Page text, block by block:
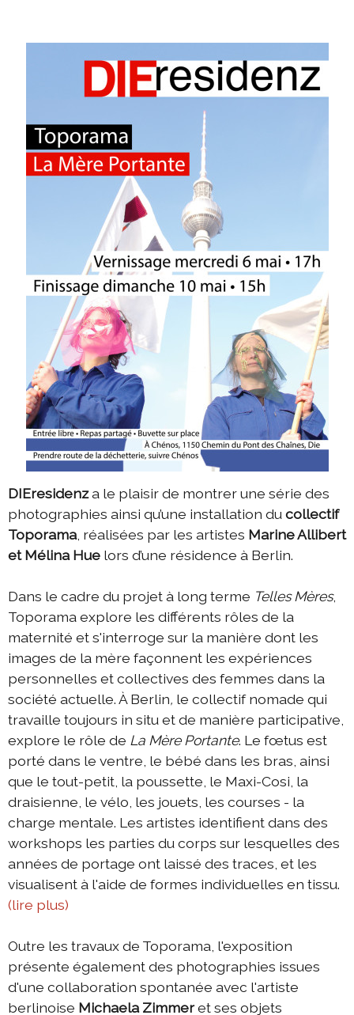
DIEresidenza le plaisir de montrer une série des
photographies ainsi qu’une installation ducollectif
Toporama, réalisées par les artistes Marine Allibert
et Mélina Hue lors d’une résidence à Berlin.
Dans le cadre du projet à long terme Telles Mères,
Toporama explore les différents rôles de la
maternité et s'interroge sur la manière dont les
images de la mère façonnent les expériences
personnelles et collectives des femmes dans la
société actuelle. À Berlin, le collectif nomade qui
travaille toujours in situ et de manière participative,
explore le rôle de La Mère Portante. Le fœtus est
porté dans le ventre, le bébé dans les bras, ainsi
que le tout-petit, la poussette, le Maxi-Cosi, la
draisienne, le vélo, les jouets, les courses - la
charge mentale. Les artistes identifient dans des
workshops les parties du corps sur lesquelles des
années de portage ont laissé des traces, et les
visualisent à l'aide de formes individuelles en tissu.
(lire plus)
Outre les travaux de Toporama, l'exposition
présente également des photographies issues
d'une collaboration spontanée avec l'artiste
berlinoise Michaela Zimmeret ses objets